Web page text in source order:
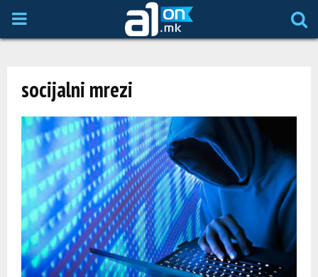
P
M
A
R
Y
socijalni mrezi